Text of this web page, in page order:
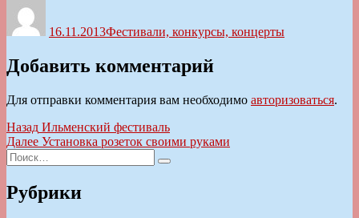
16.11.2013Фестивали, конкурсы, концерты
Добавить комментарий
Для отправки комментария вам необходимо авторизоваться.
Навигация
по
записям
Назад Предыдущая
запись:
Ильменский фестиваль
Далее Следующая
Установка розеток своими руками
Искать:
Поиск
Рубрики